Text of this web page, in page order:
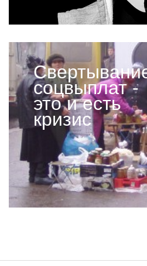
соцвыплат -
это и есть
кризис